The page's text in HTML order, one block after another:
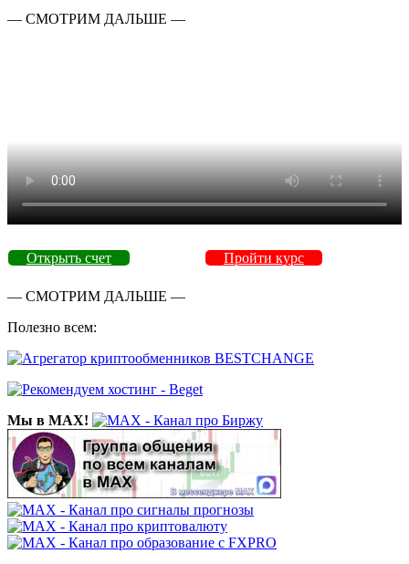
— СМОТРИМ ДАЛЬШЕ —
Открыть счет Пройти курс
— СМОТРИМ ДАЛЬШЕ —
Полезно всем:
Мы в MAX!